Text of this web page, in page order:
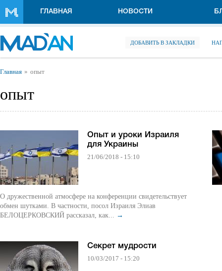
ГЛАВНАЯ НОВОСТИ
ДОБАВИТЬ В ЗАКЛАДКИ
Вы здесь
Главная опыт
опыт
Опыт и уроки Израиля
для Украины
21/06/2018 - 15:10
О дружественной атмосфере на конференции свидетельствует
обмен шутками. В частности, посол Израиля Элиав
БЕЛОЦЕРКОВСКИЙ рассказал, как... →
Секрет мудрости
10/03/2017 - 15:20